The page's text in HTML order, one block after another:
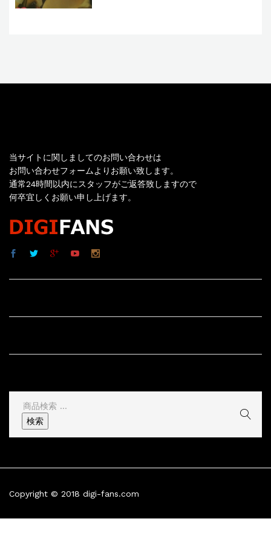
当サイトに関しましてのお問い合わせは
お問い合わせフォームよりお願い致します。
通常24時間以内にスタッフがご返答致しますので
何卒宜しくお願い申し上げます。
検
索
結
検索
Copyright © 2018 digi-fans.com